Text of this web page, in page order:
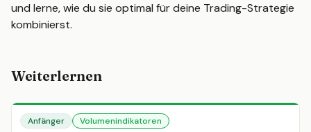
und lerne, wie du sie optimal für deine Trading-Strategie
kombinierst.
Weiterlernen
Anfänger Volumenindikatoren